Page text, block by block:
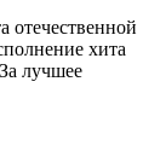
отечественной
хита
лучшее